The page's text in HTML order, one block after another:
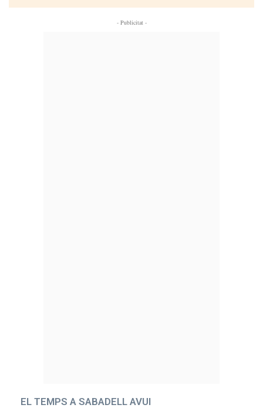
- Publicitat -
EL TEMPS A SABADELL AVUI